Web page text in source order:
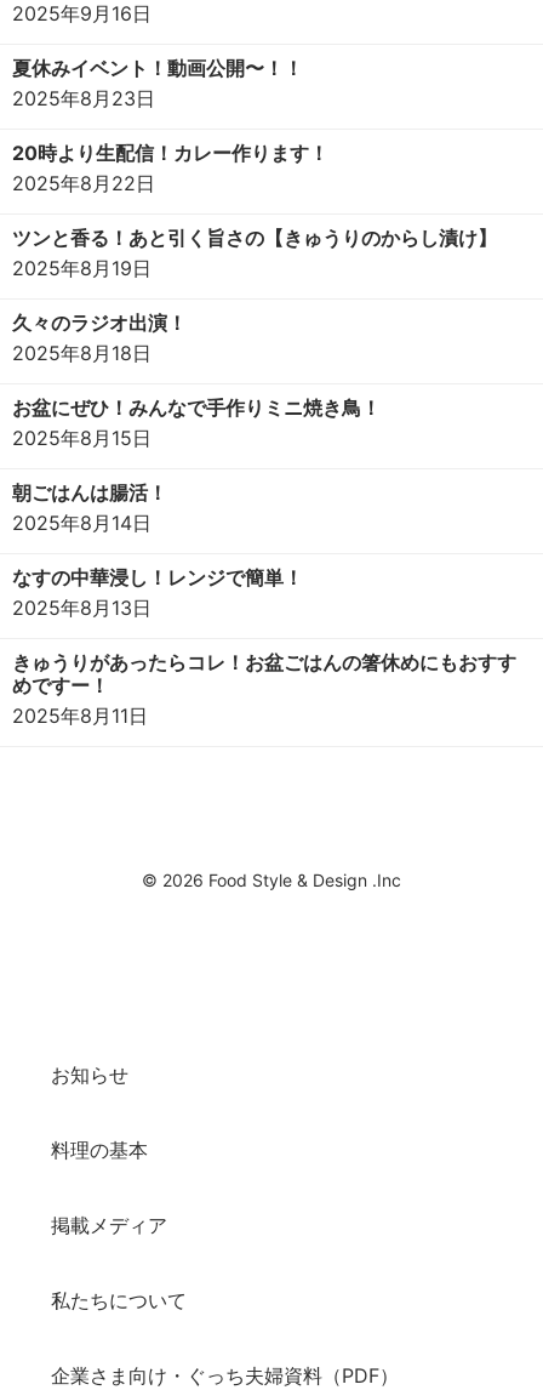
2025年9月16日
夏休みイベント！動画公開〜！！
2025年8月23日
20時より生配信！カレー作ります！
2025年8月22日
ツンと香る！あと引く旨さの【きゅうりのからし漬け】
2025年8月19日
久々のラジオ出演！
2025年8月18日
お盆にぜひ！みんなで手作りミニ焼き鳥！
2025年8月15日
朝ごはんは腸活！
2025年8月14日
なすの中華浸し！レンジで簡単！
2025年8月13日
きゅうりがあったらコレ！お盆ごはんの箸休めにもおすす
めですー！
2025年8月11日
© 2026 Food Style & Design .Inc
お知らせ
料理の基本
掲載メディア
私たちについて
企業さま向け・ぐっち夫婦資料（PDF）